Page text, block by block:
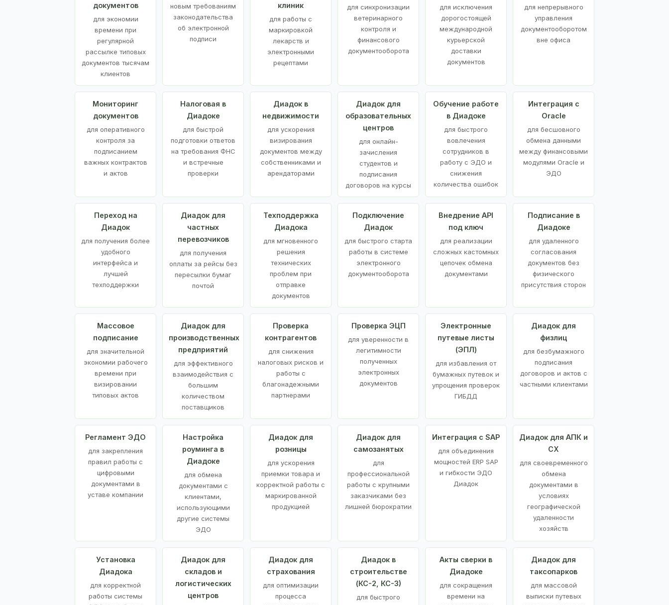
документов
для экономии
времени при
регулярной
рассылке типовых
документов тысячам
клиентов
новым требованиям
законодательства
об электронной
подписи
клиник
для работы с
маркировкой
лекарств и
электронными
рецептами
для синхронизации
ветеринарного
контроля и
финансового
документооборота
для исключения
дорогостоящей
международной
курьерской
доставки
документов
для непрерывного
управления
документооборотом
вне офиса
Мониторинг
документов
для оперативного
контроля за
подписанием
важных контрактов
и актов
Налоговая в
Диадоке
для быстрой
подготовки ответов
на требования ФНС
и встречные
проверки
Диадок в
недвижимости
для ускорения
визирования
документов между
собственниками и
арендаторами
Диадок для
образовательных
центров
для онлайн-
зачисления
студентов и
подписания
договоров на курсы
Обучение работе
в Диадоке
для быстрого
вовлечения
сотрудников в
работу с ЭДО и
снижения
количества ошибок
Интеграция с
Oracle
для бесшовного
обмена данными
между финансовыми
модулями Oracle и
ЭДО
Переход на
Диадок
для получения более
удобного
интерфейса и
лучшей
техподдержки
Диадок для
частных
перевозчиков
для получения
оплаты за рейсы без
пересылки бумаг
почтой
Техподдержка
Диадока
для мгновенного
решения
технических
проблем при
отправке
документов
Подключение
Диадок
для быстрого старта
работы в системе
электронного
документооборота
Внедрение API
под ключ
для реализации
сложных кастомных
цепочек обмена
документами
Подписание в
Диадоке
для удаленного
согласования
документов без
физического
присутствия сторон
Массовое
подписание
для значительной
экономии рабочего
времени при
визировании
типовых актов
Диадок для
производственных
предприятий
для эффективного
взаимодействия с
большим
количеством
поставщиков
Проверка
контрагентов
для снижения
налоговых рисков и
работы с
благонадежными
партнерами
Проверка ЭЦП
для уверенности в
легитимности
полученных
электронных
документов
Электронные
путевые листы
(ЭПЛ)
для избавления от
бумажных путевок и
упрощения проверок
ГИБДД
Диадок для
физлиц
для безбумажного
подписания
договоров и актов с
частными клиентами
Регламент ЭДО
для закрепления
правил работы с
цифровыми
документами в
уставе компании
Настройка
роуминга в
Диадоке
для обмена
документами с
клиентами,
использующими
другие системы
ЭДО
Диадок для
розницы
для ускорения
приемки товара и
корректной работы с
маркированной
продукцией
Диадок для
самозанятых
для
профессиональной
работы с крупными
заказчиками без
лишней бюрократии
Интеграция с SAP
для объединения
мощностей ERP SAP
и гибкости ЭДО
Диадок
Диадок для АПК и
СХ
для своевременного
обмена
документами в
условиях
географической
удаленности
хозяйств
Установка
Диадока
для корректной
работы системы
Диадок для
складов и
логистических
центров
Диадок для
страхования
для оптимизации
процесса
Диадок в
строительстве
(КС-2, КС-3)
для быстрого
Акты сверки в
Диадоке
для сокращения
времени на
Диадок для
таксопарков
для массовой
выписки путевых